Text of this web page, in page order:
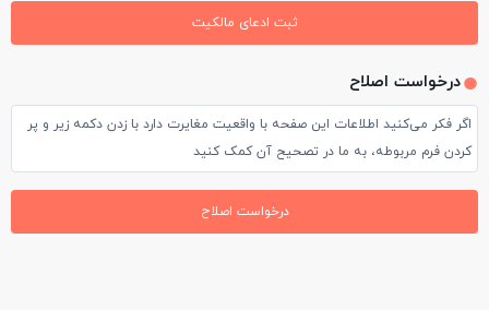
باشه ، در ضمن رفتار کارمندای هتل بسیار عالی هست و وای فای هتل
نسبتا خوبی بهتون داده باشم تا با دید باز انتخاب کنید
کوچک و تمیز داشت. اتاق ها فاقد safty box و کتری برقی بود.
این هتل در ابندای لاین ١ گلدن سندز قرار گرفته و بهترین جای ممکن
جهت دسترسی به ساحل و بازارچه ساحلی و رستوران ها بود.
کسانی که دنبال غذای حلال هستند یک دکه دونر کباب در وسط گلدن
ثبت ادعای مالکیت
درخواست اصلاح
اگر فکر می‌کنید اطلاعات این صفحه با واقعیت مغایرت دارد با زدن دکمه زیر و پر
کردن فرم مربوطه، به ما در تصحیح آن کمک کنید
درخواست اصلاح